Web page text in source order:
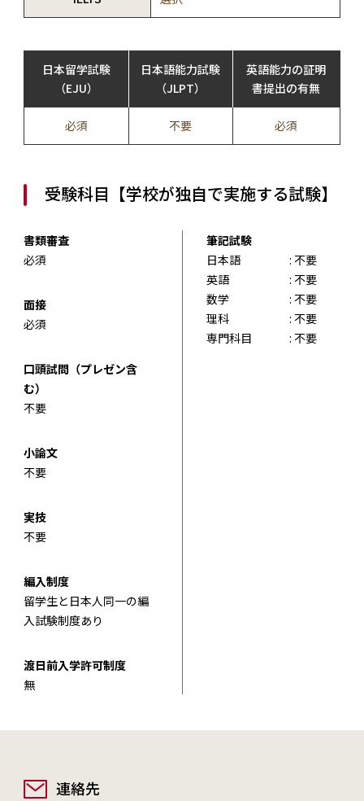
日本留学試験
（EJU）
日本語能力試験
（JLPT）
英語能力の証明
書提出の有無
必須 不要 必須
受験科目【学校が独自で実施する試験】
書類審査
必須
面接
必須
口頭試問（プレゼン含
む）
不要
小論文
不要
実技
不要
編入制度
留学生と日本人同一の編
入試験制度あり
渡日前入学許可制度
無
筆記試験
日本語
: 不要
英語
: 不要
数学
: 不要
理科
: 不要
専門科目
: 不要
連絡先